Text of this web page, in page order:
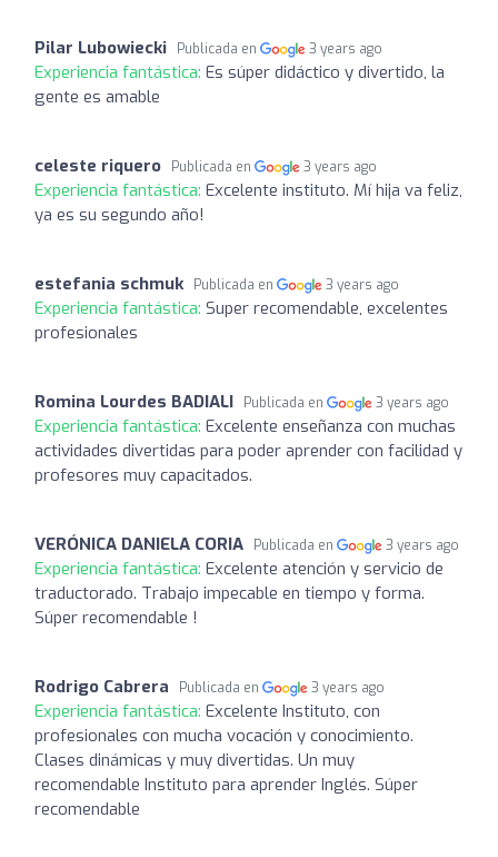
Pilar Lubowiecki Publicada en 3 years ago
Experiencia fantástica: Es súper didáctico y divertido, la
gente es amable
celeste riquero Publicada en 3 years ago
Experiencia fantástica: Excelente instituto. Mí hija va feliz,
ya es su segundo año!
estefania schmuk Publicada en 3 years ago
Experiencia fantástica: Super recomendable, excelentes
profesionales
Romina Lourdes BADIALI Publicada en 3 years ago
Experiencia fantástica: Excelente enseñanza con muchas
actividades divertidas para poder aprender con facilidad y
profesores muy capacitados.
VERÓNICA DANIELA CORIA Publicada en 3 years ago
Experiencia fantástica: Excelente atención y servicio de
traductorado. Trabajo impecable en tiempo y forma.
Súper recomendable !
Rodrigo Cabrera Publicada en 3 years ago
Experiencia fantástica: Excelente Instituto, con
profesionales con mucha vocación y conocimiento.
Clases dinámicas y muy divertidas. Un muy
recomendable Instituto para aprender Inglés. Súper
recomendable